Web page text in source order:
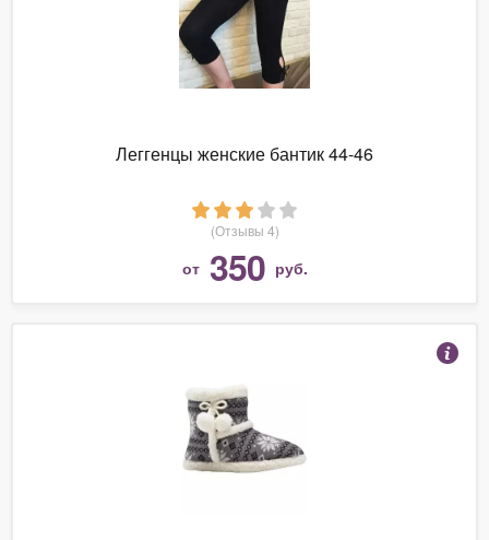
Леггенцы женские бантик 44-46
(Отзывы 4)
от 350 руб.